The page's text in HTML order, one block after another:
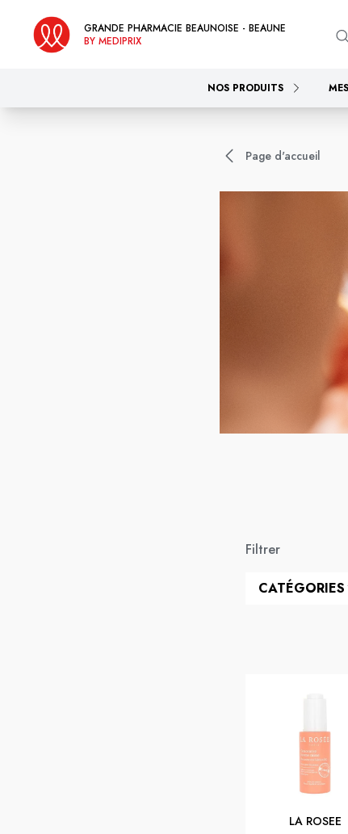
GRANDE PHARMACIE BEAUNOISE - BEAUNE
BY MEDIPRIX
NOS PRODUITS
Page d'accueil
Filtrer
CATÉGORIES
LA ROSEE